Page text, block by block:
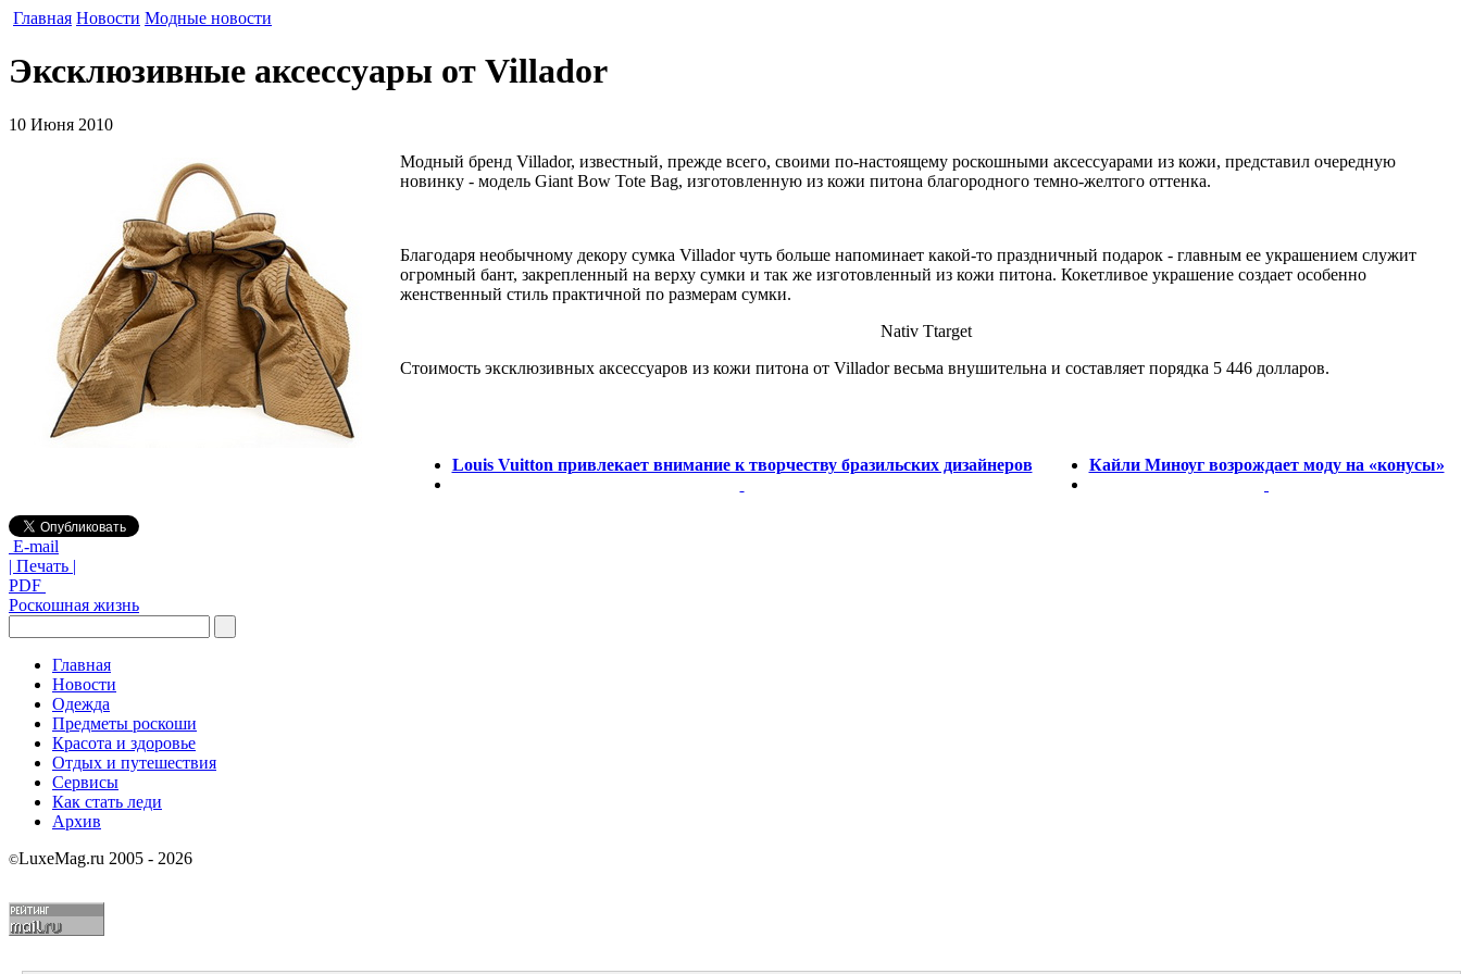
Главная Новости Модные новости
Эксклюзивные аксессуары от Villador
10 Июня 2010
Модный бренд Villador, известный, прежде всего, своими по-настоящему роскошными аксессуарами из кожи, представил очередную
новинку - модель Giant Bow Tote Bag, изготовленную из кожи питона благородного темно-желтого оттенка.
Благодаря необычному декору сумка Villador чуть больше напоминает какой-то праздничный подарок - главным ее украшением служит
огромный бант, закрепленный на верху сумки и так же изготовленный из кожи питона. Кокетливое украшение создает особенно
женственный стиль практичной по размерам сумки.
Nativ Ttarget
Стоимость эксклюзивных аксессуаров из кожи питона от Villador весьма внушительна и составляет порядка 5 446 долларов.
Louis Vuitton привлекает внимание к творчеству бразильских дизайнеров Кайли Миноуг возрождает моду на «конусы»
E-mail
| Печать |
PDF
Роскошная жизнь
Главная
Новости
Одежда
Предметы роскоши
Красота и здоровье
Отдых и путешествия
Сервисы
Как стать леди
Архив
©LuxeMag.ru 2005 - 2026